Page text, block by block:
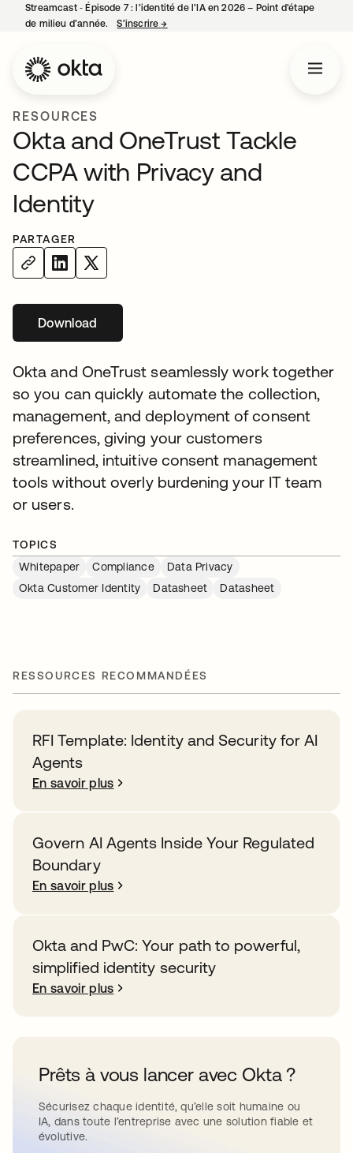
Streamcast ‑ Épisode 7 : l’identité de l’IA en 2026 – Point d’étape
de milieu d’année.
S’inscrire→
RESOURCES
Okta and OneTrust Tackle
CCPA with Privacy and
Identity
PARTAGER
Downloads’ouvre dans un nouvel onglet
Okta and OneTrust seamlessly work together
so you can quickly automate the collection,
management, and deployment of consent
preferences, giving your customers
streamlined, intuitive consent management
tools without overly burdening your IT team
or users.
TOPICS
Whitepaper
Compliance
Data Privacy
Okta Customer Identity
Datasheet Datasheet
RESSOURCES RECOMMANDÉES
RFI Template: Identity and Security for AI
Agents
En savoir plus
Govern AI Agents Inside Your Regulated
Boundary
En savoir plus
Okta and PwC: Your path to powerful,
simplified identity security
En savoir plus
Prêts à vous lancer avec Okta ?
Sécurisez chaque identité, qu’elle soit humaine ou
IA, dans toute l’entreprise avec une solution fiable et
évolutive.